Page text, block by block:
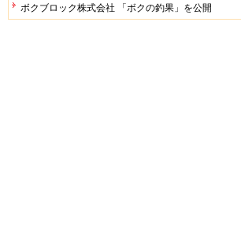
ボクブロック株式会社 「ボクの釣果」を公開